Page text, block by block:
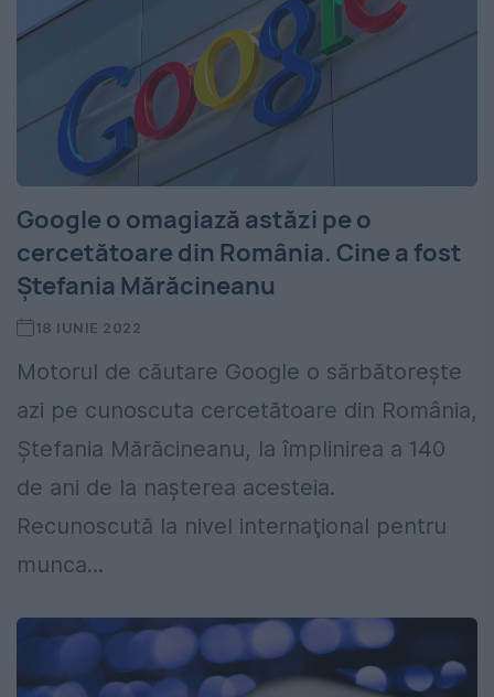
Google o omagiază astăzi pe o
cercetătoare din România. Cine a fost
Ştefania Mărăcineanu
18 IUNIE 2022
Motorul de căutare Google o sărbătoreşte
azi pe cunoscuta cercetătoare din România,
Ştefania Mărăcineanu, la împlinirea a 140
de ani de la naşterea acesteia.
Recunoscută la nivel internaţional pentru
munca...